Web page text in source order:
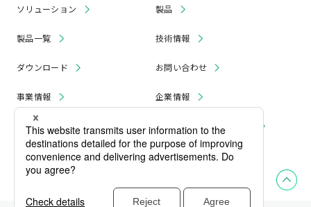
ソリューション 製品
製品一覧 技術情報
ダウンロード お問い合わせ
事業情報 企業情報
お知らせ リコール・無償修理 情報
採用情報 プライバシーポリシー